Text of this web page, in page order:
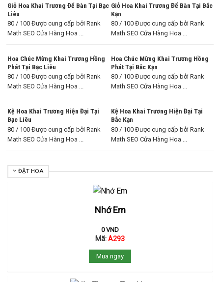
Giỏ Hoa Khai Trương Để Bàn Tại Bạc
Liêu
80 / 100 Được cung cấp bởi Rank
Math SEO Cửa Hàng Hoa ...
Giỏ Hoa Khai Trương Để Bàn Tại Bắc
Kạn
80 / 100 Được cung cấp bởi Rank
Math SEO Cửa Hàng Hoa ...
Hoa Chúc Mừng Khai Trương Hồng
Phát Tại Bạc Liêu
80 / 100 Được cung cấp bởi Rank
Math SEO Cửa Hàng Hoa ...
Hoa Chúc Mừng Khai Trương Hồng
Phát Tại Bắc Kạn
80 / 100 Được cung cấp bởi Rank
Math SEO Cửa Hàng Hoa ...
Kệ Hoa Khai Trương Hiện Đại Tại
Bạc Liêu
80 / 100 Được cung cấp bởi Rank
Math SEO Cửa Hàng Hoa ...
Kệ Hoa Khai Trương Hiện Đại Tại
Bắc Kạn
80 / 100 Được cung cấp bởi Rank
Math SEO Cửa Hàng Hoa ...
ĐẶT HOA
Nhớ Em
0VND
Mã:A293
Mua ngay